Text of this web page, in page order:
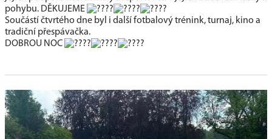
pohybu. DĚKUJEME
Součástí čtvrtého dne byl i další fotbalový trénink, turnaj, kino a
tradiční přespávačka.
DOBROU NOC